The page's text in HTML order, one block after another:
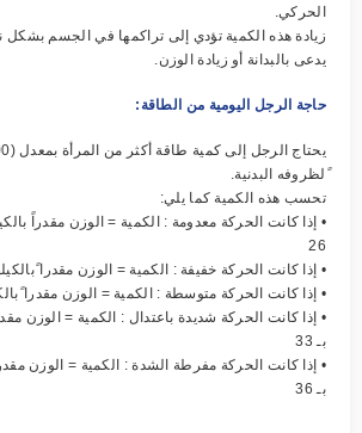
الحركي.
زيادة هذه الكمية تؤدي إلى تراكمها في الجسم
يدعى بالبدانة أو زيادة الوزن.
حاجة الرجل اليومية من الطاقة:
ًلظروفه البدنية.
تحسب هذه الكمية كما يلي:
• إذا كانت الحركة معدومة : الكمية = الوزن مقدراً
26
• إذا كانت الحركة خفيفة : الكمية = الوزن مقدرا
• إذا كانت الحركة متوسطة : الكمية = الوزن مقدرا
• إذا كانت الحركة شديدة باعتدال : الكمية = الوزن
بـ 33
• إذا كانت الحركة مفرطة الشدة : الكمية = الوزن
بـ 36